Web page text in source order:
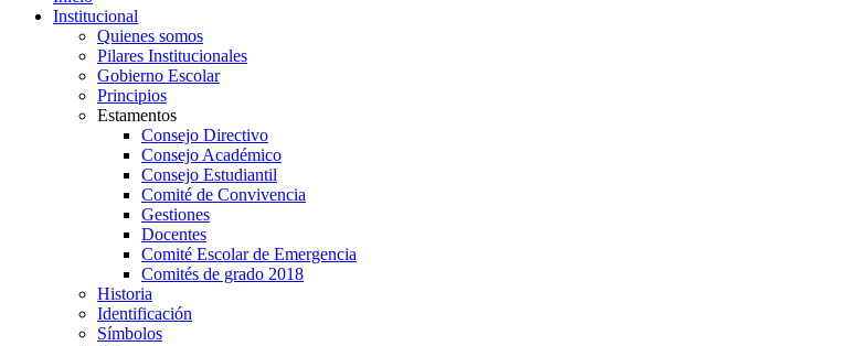
Institucional
Quienes somos
Pilares Institucionales
Gobierno Escolar
Principios
Estamentos
Consejo Directivo
Consejo Académico
Consejo Estudiantil
Comité de Convivencia
Gestiones
Docentes
Comité Escolar de Emergencia
Comités de grado 2018
Historia
Identificación
Símbolos